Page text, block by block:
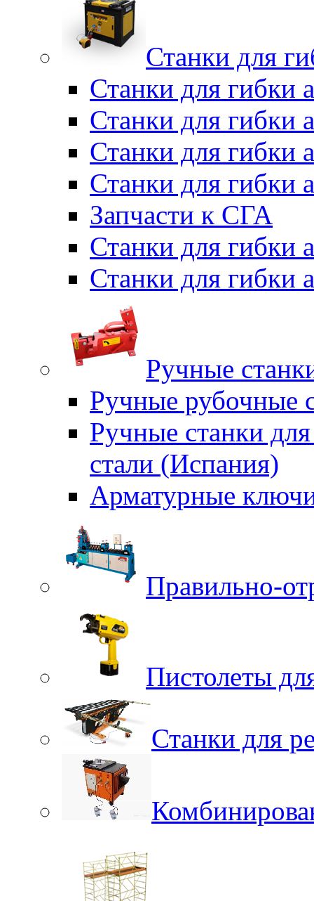
Станки для
Станки для гибки
Станки для гибки
Станки для гибки
Станки для гибки
Запчасти к СГА
Станки для гибки
Станки для гибки
Ручные
Ручные рубочные
Ручные станки
стали (Испания)
Арматурные
Правильно-
Пистолеты
Станки для